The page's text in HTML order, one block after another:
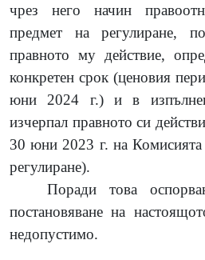
чрез него начин
предмет на регулиране,
правното му действие,
конкретен срок (ценовия
юни 2024 г.) и в
изчерпал правното си
30 юни 2023 г. на Комисията
регулиране).
Поради това
постановяване на
недопустимо.